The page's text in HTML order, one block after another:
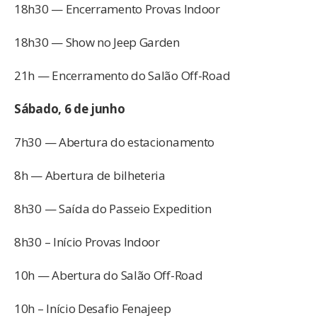
18h30 — Encerramento Provas Indoor
18h30 — Show no Jeep Garden
21h — Encerramento do Salão Off-Road
Sábado, 6 de junho
7h30 — Abertura do estacionamento
8h — Abertura de bilheteria
8h30 — Saída do Passeio Expedition
8h30 – Início Provas Indoor
10h — Abertura do Salão Off-Road
10h – Início Desafio Fenajeep